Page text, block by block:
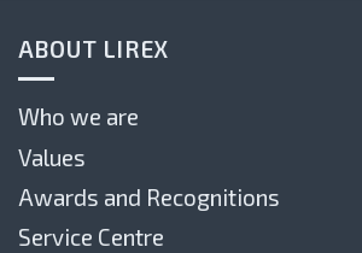
ABOUT LIREX
Who we are
Values
Awards and Recognitions
Service Centre